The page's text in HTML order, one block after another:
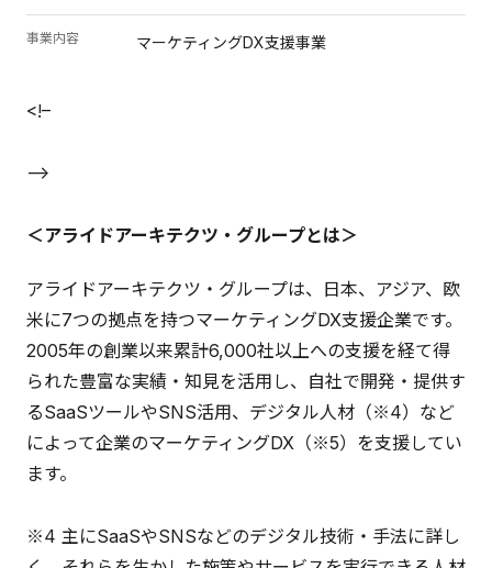
事業内容 マーケティングDX支援事業
<!–
–>
＜アライドアーキテクツ・グループとは＞
アライドアーキテクツ・グループは、日本、アジア、欧
米に7つの拠点を持つマーケティングDX支援企業です。
2005年の創業以来累計6,000社以上への支援を経て得
られた豊富な実績・知見を活用し、自社で開発・提供す
るSaaSツールやSNS活用、デジタル人材（※4）など
によって企業のマーケティングDX（※5）を支援してい
ます。
※4 主にSaaSやSNSなどのデジタル技術・手法に詳し